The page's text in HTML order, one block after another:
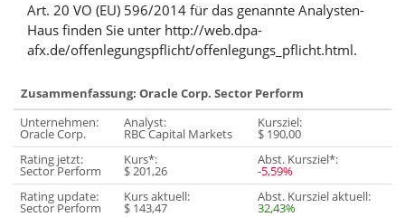
Art. 20 VO (EU) 596/2014 für das genannte Analysten-
Haus finden Sie unter http://web.dpa-
afx.de/offenlegungspflicht/offenlegungs_pflicht.html.
Zusammenfassung: Oracle Corp. Sector Perform
Unternehmen:
Oracle Corp.
Analyst:
RBC Capital Markets
Kursziel:
$ 190,00
Rating jetzt:
Sector Perform
Kurs*:
$ 201,26
Abst. Kursziel*:
-5,59%
Rating update:
Sector Perform
Kurs aktuell:
$ 143,47
Abst. Kursziel aktuell:
32,43%